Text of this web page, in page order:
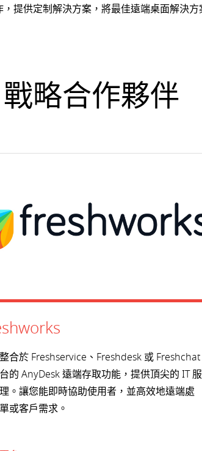
提供定制解決方案，將最佳遠端桌面解決方
戰略合作夥伴
合於 Freshservice、Freshdesk 或 Freshchat
的 AnyDesk 遠端存取功能，提供頂尖的 IT 服
。讓您能即時協助使用者，並高效地遠端處
或客戶需求。